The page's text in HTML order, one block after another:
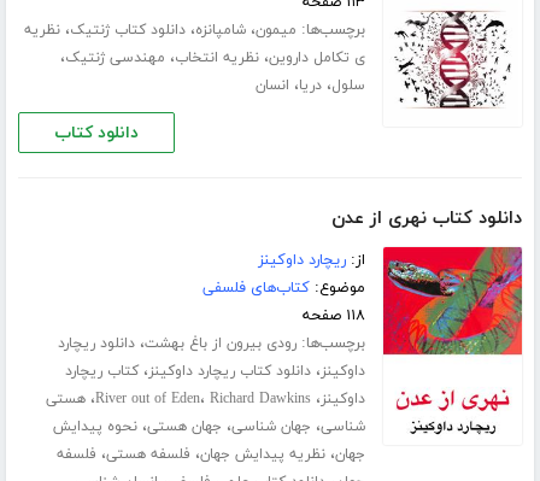
برچسب‌ها: میمون،شامپانزه،دانلود کتاب ژنتیک،نظریه
ی تکامل داروین،نظریه انتخاب، مهندسی ژنتیک،
سلول،دریا، انسان
دانلود کتاب
دانلود کتاب نهری از عدن
از:ریچارد داوکینز
موضوع:کتاب‌های فلسفی
۱۱۸ صفحه
برچسب‌ها:رودی بیرون از باغ بهشت،دانلود ریچارد
داوکینز،دانلود کتاب ریچارد داوکینز،کتاب ریچارد
داوکینز، River out of Eden، Richard Dawkins ،هستی
شناسی، جهان شناسی، جهان هستی،نحوه پیدایش
جهان،نظریه پیدایش جهان، فلسفه هستی، فلسفه